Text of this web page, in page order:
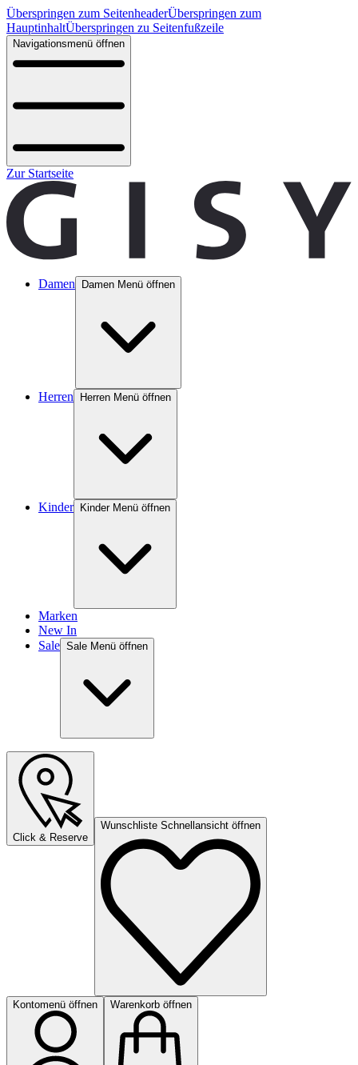
Überspringen zum SeitenheaderÜberspringen zum
HauptinhaltÜberspringen zu Seitenfußzeile
Navigationsmenü öffnen
Zur Startseite
Damen Damen Menü öffnen
Herren Herren Menü öffnen
Kinder Kinder Menü öffnen
Marken
New In
Sale Sale Menü öffnen
Click & Reserve
Wunschliste Schnellansicht öffnen
Kontomenü öffnen Warenkorb öffnen